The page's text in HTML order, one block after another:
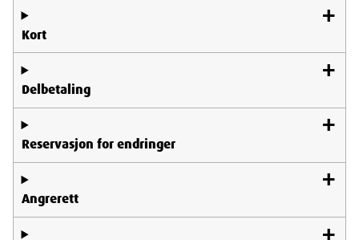
Kort
Delbetaling
Reservasjon for endringer
Angrerett